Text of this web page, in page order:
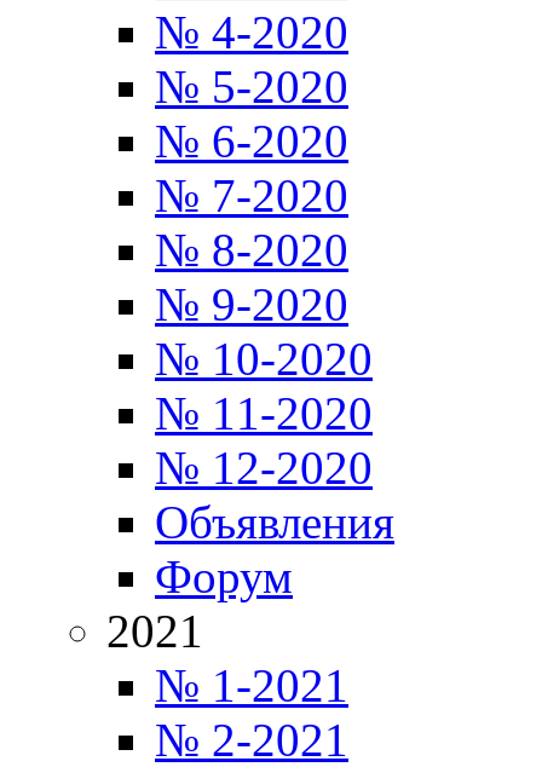
№ 4-2020
№ 5-2020
№ 6-2020
№ 7-2020
№ 8-2020
№ 9-2020
№ 10-2020
№ 11-2020
№ 12-2020
Объявления
Форум
2021
№ 1-2021
№ 2-2021